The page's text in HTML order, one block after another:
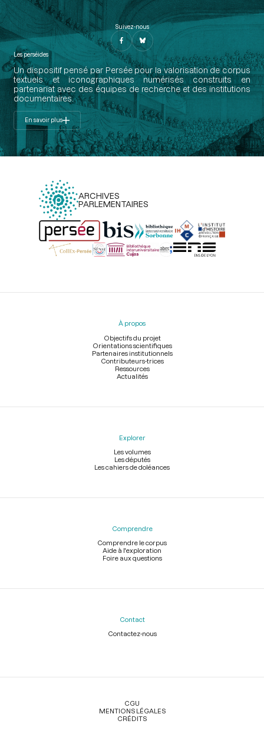
Suivez-nous
Les perséides
Un dispositif pensé par Persée pour la valorisation de corpus
textuels et iconographiques numérisés construits en
partenariat avec des équipes de recherche et des institutions
documentaires.
En savoir plus
ARCHIVES
PARLEMENTAIRES
Menu
À propos
Objectifs du projet
Orientations scientifiques
Partenaires institutionnels
Contributeurs-trices
Ressources
Actualités
Explorer
Les volumes
Les députés
Les cahiers de doléances
Comprendre
Comprendre le corpus
Aide à l'exploration
Foire aux questions
Contact
Contactez-nous
Légal
CGU
MENTIONS LÉGALES
CRÉDITS